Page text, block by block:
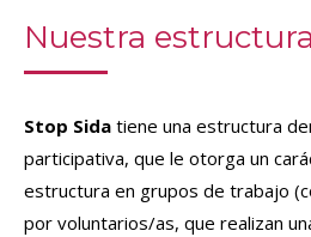
Nuestra estructura
Stop Sida tiene una estructura
participativa, que le otorga un
estructura en grupos de trabajo
por voluntarios/as, que realizan